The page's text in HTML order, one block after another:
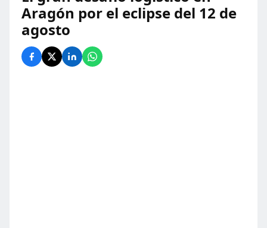
Aragón por el eclipse del 12 de
agosto